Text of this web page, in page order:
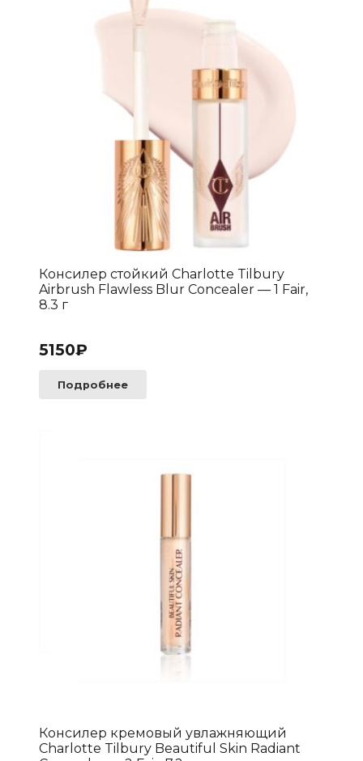
Консилер стойкий Charlotte Tilbury
Airbrush Flawless Blur Concealer — 1 Fair,
8.3 г
5150₽
Подробнее
Консилер кремовый увлажняющий
Charlotte Tilbury Beautiful Skin Radiant